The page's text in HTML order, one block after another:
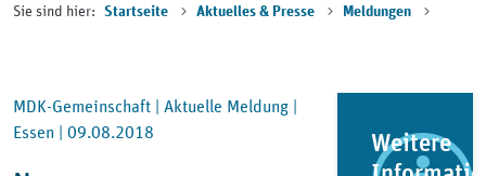
Sie sind hier: Startseite Aktuelles & Presse Meldungen
MDK-Gemeinschaft | Aktuelle Meldung |
Essen | 09.08.2018
Weitere